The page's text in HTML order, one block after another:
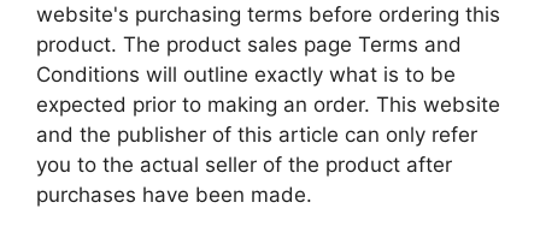
website's purchasing terms before ordering this
product. The product sales page Terms and
Conditions will outline exactly what is to be
expected prior to making an order. This website
and the publisher of this article can only refer
you to the actual seller of the product after
purchases have been made.